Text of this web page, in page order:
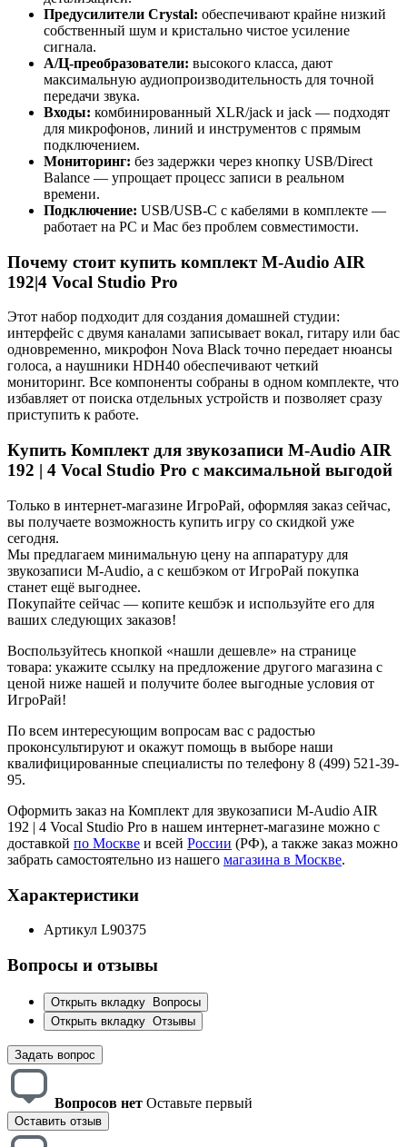
Предусилители Crystal: обеспечивают крайне низкий
собственный шум и кристально чистое усиление
сигнала.
А/Ц-преобразователи: высокого класса, дают
максимальную аудиопроизводительность для точной
передачи звука.
Входы: комбинированный XLR/jack и jack — подходят
для микрофонов, линий и инструментов с прямым
подключением.
Мониторинг: без задержки через кнопку USB/Direct
Balance — упрощает процесс записи в реальном
времени.
Подключение: USB/USB-C с кабелями в комплекте —
работает на PC и Mac без проблем совместимости.
Почему стоит купить комплект M-Audio AIR
192|4 Vocal Studio Pro
Этот набор подходит для создания домашней студии:
интерфейс с двумя каналами записывает вокал, гитару или бас
одновременно, микрофон Nova Black точно передает нюансы
голоса, а наушники HDH40 обеспечивают четкий
мониторинг. Все компоненты собраны в одном комплекте, что
избавляет от поиска отдельных устройств и позволяет сразу
приступить к работе.
Купить Комплект для звукозаписи M-Audio AIR
192 | 4 Vocal Studio Pro с максимальной выгодой
Только в интернет-магазине ИгроРай, оформляя заказ сейчас,
вы получаете возможность купить игру со скидкой уже
сегодня.
Мы предлагаем минимальную цену на аппаратуру для
звукозаписи M-Audio, а с кешбэком от ИгроРай покупка
станет ещё выгоднее.
Покупайте сейчас — копите кешбэк и используйте его для
ваших следующих заказов!
Воспользуйтесь кнопкой «нашли дешевле» на странице
товара: укажите ссылку на предложение другого магазина с
ценой ниже нашей и получите более выгодные условия от
ИгроРай!
По всем интересующим вопросам вас с радостью
проконсультируют и окажут помощь в выборе наши
квалифицированные специалисты по телефону 8 (499) 521-39-
95.
Оформить заказ на Комплект для звукозаписи M-Audio AIR
192 | 4 Vocal Studio Pro в нашем интернет-магазине можно с
доставкой по Москве и всей России (РФ), а также заказ можно
забрать самостоятельно из нашего магазина в Москве.
Характеристики
Артикул L90375
Вопросы и отзывы
Открыть вкладку
Вопросы
Открыть вкладку Отзывы
Задать вопрос
Вопросов нет Оставьте первый
Оставить отзыв